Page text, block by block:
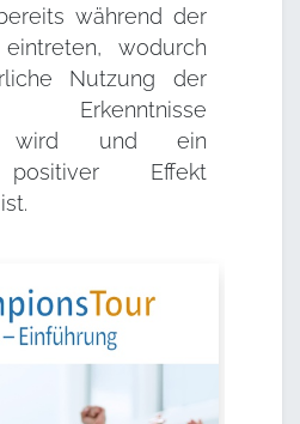
während der
wodurch
Nutzung der
Erkenntnisse
wird und ein
Effekt